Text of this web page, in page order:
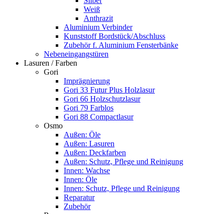
Weiß
Anthrazit
Aluminium Verbinder
Kunststoff Bordstück/Abschluss
Zubehör f. Aluminium Fensterbänke
Nebeneingangstüren
Lasuren / Farben
Gori
Imprägnierung
Gori 33 Futur Plus Holzlasur
Gori 66 Holzschutzlasur
Gori 79 Farblos
Gori 88 Compactlasur
Osmo
Außen: Öle
Außen: Lasuren
Außen: Deckfarben
Außen: Schutz, Pflege und Reinigung
Innen: Wachse
Innen: Öle
Innen: Schutz, Pflege und Reinigung
Reparatur
Zubehör